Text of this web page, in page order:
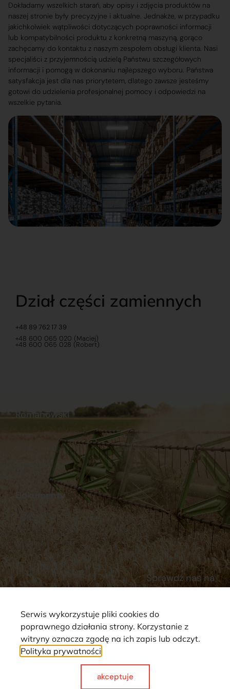
Dokładamy wszelkich starań, aby opisy i zdjęcia produktów na
naszej stronie były precyzyjne i aktualne. Jednakże, w przypadku
jakichkolwiek wątpliwości dotyczących poprawności informacji
lub kompatybilności produktu z konkretną maszyną, gorąco
zachęcamy do kontaktu z naszym zespołem obsługi klienta. Nasi
specjaliści z przyjemnością udzielą Państwu szczegółowych
informacji i pomogą w dokonaniu najlepszego wyboru. Państwa
satysfakcja jest dla nas priorytetem, dlatego zawsze jesteśmy
gotowi do udzielenia profesjonalnej pomocy i odpowiedzi na
wszelkie pytania.
Dział części zamiennych
+48 89 762 17 39
+48 600 065 020 (Maciej)
+48 600 065 028 (Robert)
Dokumenty
Regulamin
Polityka prywatności
Reklamacje i zwroty
Dostawy
Płatności
Romanowski
Sklep internetowy
Praca
Ubezpieczenia
Sprawdź nas na
Strona wykorzystuje pliki cookie. Wszystkie prawa zastrzeżone ©
Serwis wykorzystuje pliki cookies do
poprawnego działania strony. Korzystanie z
witryny oznacza zgodę na ich zapis lub odczyt.
Polityka prywatności
akceptuje